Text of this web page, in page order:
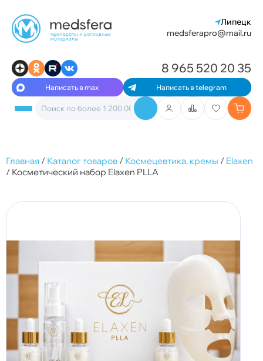
Липецк
medsferapro@mail.ru
Написать в max Написать в telegram
8 965 520 20 35
Главная / Каталог товаров / Космецевтика, кремы / Elaxen
/ Косметический набор Elaxen PLLA